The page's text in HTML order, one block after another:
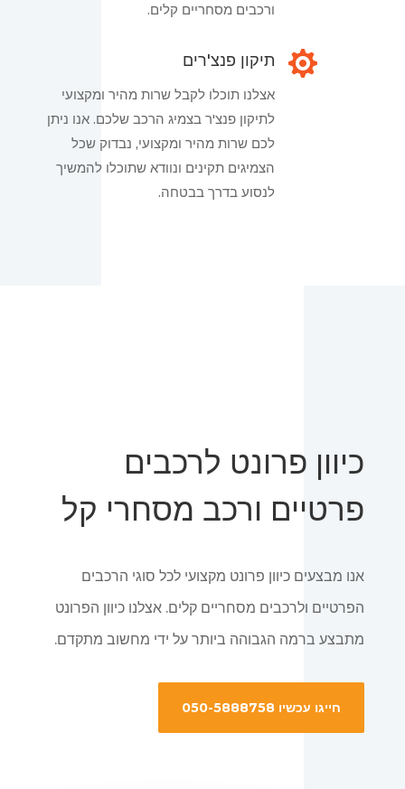
ורכבים מסחריים קלים.
 תיקון פנצ'רים
אצלנו תוכלו לקבל שרות מהיר ומקצועי
לתיקון פנצ'ר בצמיג הרכב שלכם. אנו ניתן
לכם שרות מהיר ומקצועי, נבדוק שכל
הצמיגים תקינים ונוודא שתוכלו להמשיך
לנסוע בדרך בבטחה.
כיוון פרונט לרכבים
פרטיים ורכב מסחרי קל
אנו מבצעים כיוון פרונט מקצועי לכל סוגי הרכבים
הפרטיים ולרכבים מסחריים קלים. אצלנו כיוון הפרונט
מתבצע ברמה הגבוהה ביותר על ידי מחשוב מתקדם.
חייגו עכשיו 050-5888758